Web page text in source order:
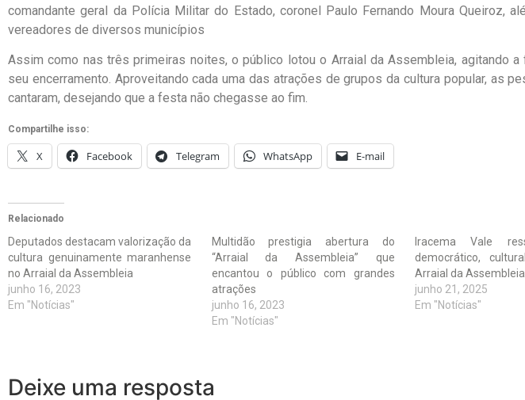
comandante geral da Polícia Militar do Estado, coronel Paulo Fernando Moura Queiroz,
vereadores de diversos municípios
Assim como nas três primeiras noites, o público lotou o Arraial da Assembleia, agitando a
seu encerramento. Aproveitando cada uma das atrações de grupos da cultura popular, as
cantaram, desejando que a festa não chegasse ao fim.
Compartilhe isso:
X Facebook Telegram WhatsApp E-mail
Relacionado
Deputados destacam valorização da
cultura genuinamente maranhense
no Arraial da Assembleia
junho 16, 2023
Em "Notícias"
Multidão prestigia abertura do
“Arraial da Assembleia” que
encantou o público com grandes
atrações
junho 16, 2023
Em "Notícias"
Iracema Vale
democrático,
Arraial da Assembleia
junho 21, 2025
Em "Notícias"
Deixe uma resposta